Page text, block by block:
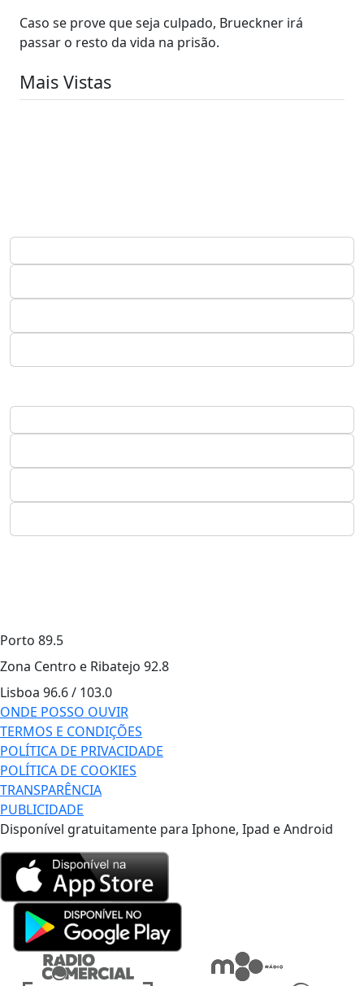
Caso se prove que seja culpado, Brueckner irá
passar o resto da vida na prisão.
Mais Vistas
Porto 89.5
Zona Centro e Ribatejo 92.8
Lisboa 96.6 / 103.0
ONDE POSSO OUVIR
TERMOS E CONDIÇÕES
POLÍTICA DE PRIVACIDADE
POLÍTICA DE COOKIES
TRANSPARÊNCIA
PUBLICIDADE
Disponível gratuitamente para Iphone, Ipad e Android